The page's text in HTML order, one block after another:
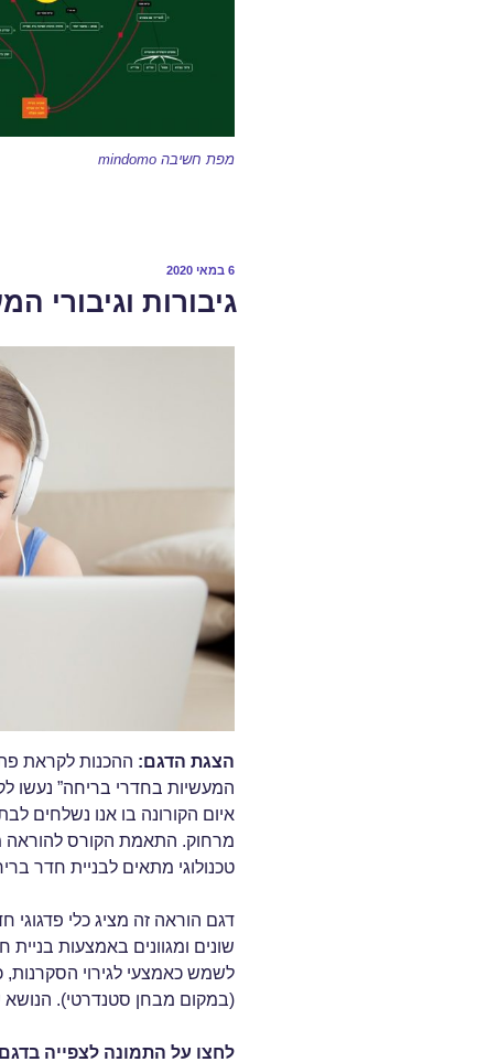
מפת חשיבה mindomo
6 במאי 2020
גיבורות וגיבורי
הצגת הדגם: ההכנות לקראת
המעשיות בחדרי בריחה” נעשו
איום הקורונה בו אנו נשלחים
מרחוק. התאמת הקורס להוראה
טכנולוגי מתאים לבניית חדר
דגם הוראה זה מציג כלי
שונים ומגוונים באמצעות בניית
לשמש כאמצעי לגירוי הסקרנות,
(במקום מבחן סטנדרטי). הנושא
לחצו על התמונה לצפייה